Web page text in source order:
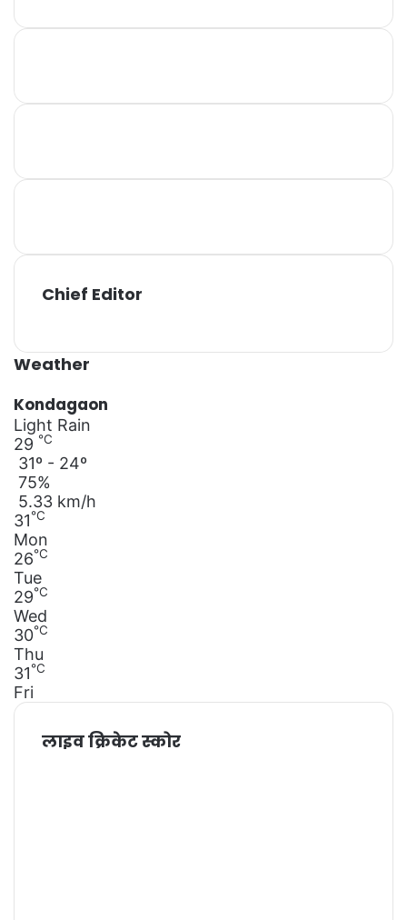
Chief Editor
Weather
Kondagaon
Light Rain
29 ℃
31º - 24º
75%
5.33 km/h
31℃
Mon
26℃
Tue
29℃
Wed
30℃
Thu
31℃
Fri
लाइव क्रिकेट स्कोर